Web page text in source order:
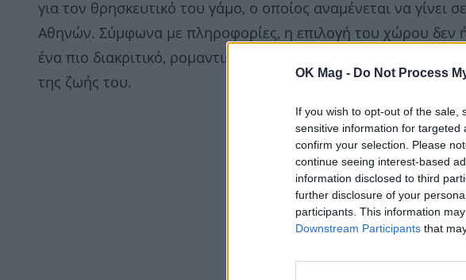
OK Mag - Do Not Process
If you wish to opt-out of the sale,
sensitive information for targeted
confirm your selection. Please
continue seeing interest-based
information disclosed to third
further disclosure of your
participants. This information
Downstream Participants that
για τον θρησκευτικό του γάμο, ο οποίος αναμένεται να γίνει
Αθηνών. Σύμφωνα με πληροφορίες, η επιλογή του χώρου δεν
ένα πιο διακριτικό, ρομαντικό και απόλυτα προσωπικό σκηνικό
της ζωής του.